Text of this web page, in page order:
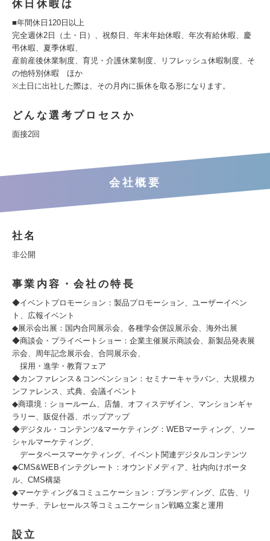
休日休暇は
■年間休日120日以上
完全週休2日（土・日）、祝祭日、年末年始休暇、年次有給休暇、慶
弔休暇、夏季休暇、
産前産後休業制度、育児・介護休業制度、リフレッシュ休暇制度、そ
の他特別休暇 ほか
※土日に出社した際は、その月内に振休を取る形になります。
どんな選考プロセスか
面接2回
会社概要
社名
非公開
事業内容・会社の特長
◆イベントプロモーション：製品プロモーション、ユーザーイベン
ト、広報イベント
◆展示会出展：国内合同展示会、各種学会併設展示会、海外出展
◆商談会・プライベートショー：企業主催展示商談会、新製品発表展
示会、周年記念展示会、合同展示会、
採用・進学・教育フェア
◆カンファレンス＆コンベンション：セミナーキャラバン、大規模カ
ンファレンス、式典、会議イベント
◆商環境：ショールーム、店舗、オフィスデザイン、マンションギャ
ラリー、販促什器、ポップアップ
◆デジタル・コンテンツ&マーケティング：WEBマーティング、ソー
シャルマーケティング、
データベースマーケティング、イベント関連デジタルコンテンツ
◆CMS&WEBインテグレート：オウンドメディア、社内向けポータ
ル、CMS構築
◆マーケティング&コミュニケーション：ブランディング、広告、リ
サーチ、テレセールス等コミュニケーション戦略立案と運用
設立